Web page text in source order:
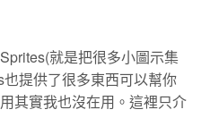
就是把很多小圖示集
提供了很多東西可以幫你
其實我也沒在用。這裡只介